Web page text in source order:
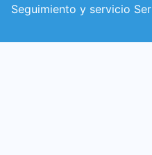
Seguimiento y servicio